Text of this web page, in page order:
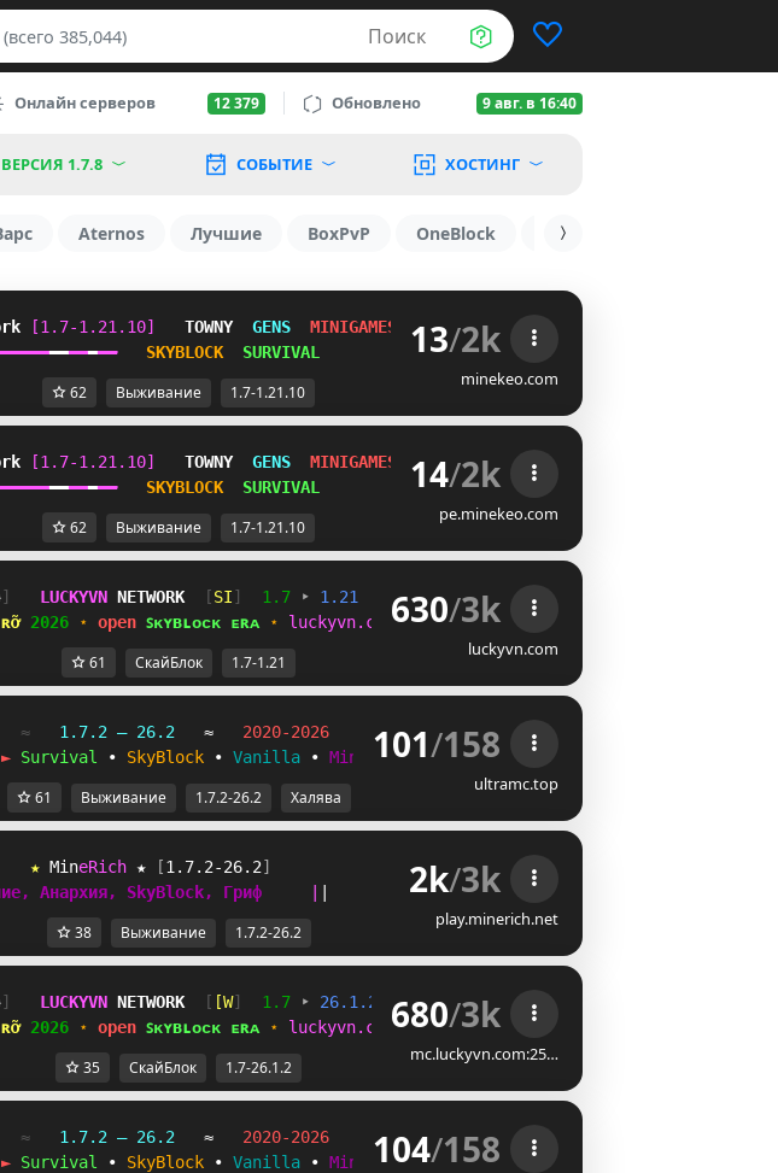
Поиск
Онлайн серверов 12 379 Обновлено 9 авг. в 16:40
ВЕРСИЯ 1.7.8 СОБЫТИЕ ХОСТИНГ
Aternos Лучшие BoxPvP OneBlock 1.19.3
[1.7-1.21.10] TOWNY GENS MINIGAMES SMP
━━━━━━━━━━━━ SKYBLOCK SURVIVAL 13/2k
minekeo.com
62 Выживание 1.7-1.21.10
[1.7-1.21.10] TOWNY GENS MINIGAMES SMP
━━━━━━━━━━━━ SKYBLOCK SURVIVAL 14/2k
pe.minekeo.com
62 Выживание 1.7-1.21.10
] LUCKYVN NETWORK [QT] 1.7 ‣ 1.21 ✵]
2026 ⋆ open ꜱᴋʏʙʟᴏᴄᴋ ᴇʀᴀ ⋆ luckyvn.com/discord
630/3k
luckyvn.com
61 СкайБлок 1.7-1.21
≈ 1.7.2 — 26.2 ≈ 2020-2026
► Survival • SkyBlock • Vanilla • MiniGames ◄
101/158
ultramc.top
61 Выживание 1.7.2-26.2 Халява
★ Mi neRi ch ★ [1.7.2-26.2] || ||
Анархия, SkyBlock, Гриф 2k/3k
play.minerich.net
38 Выживание 1.7.2-26.2
] LUCKYVN NETWORK [ HQ] 1.7 ‣ 26.1.2 [✵]
2026 ⋆ open ꜱᴋʏʙʟᴏᴄᴋ ᴇʀᴀ ⋆ luckyvn.com/discord
680/3k
mc.luckyvn.com:25…
35 СкайБлок 1.7-26.1.2
≈ 1.7.2 — 26.2 ≈ 2020-2026
► Survival • SkyBlock • Vanilla • MiniGames ◄
104/158